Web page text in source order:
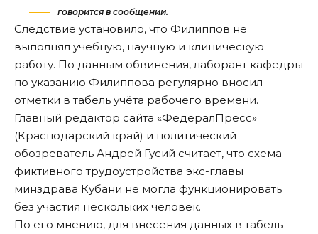
говорится в сообщении.
Следствие установило, что Филиппов не
выполнял учебную, научную и клиническую
работу. По данным обвинения, лаборант кафедры
по указанию Филиппова регулярно вносил
отметки в табель учёта рабочего времени.
Главный редактор сайта «ФедералПресс»
(Краснодарский край) и политический
обозреватель Андрей Гусий считает, что схема
фиктивного трудоустройства экс-главы
минздрава Кубани не могла функционировать
без участия нескольких человек.
По его мнению, для внесения данных в табель